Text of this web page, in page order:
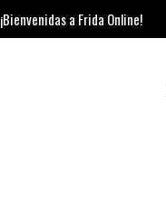
¡Bienvenidas a Frida Online!